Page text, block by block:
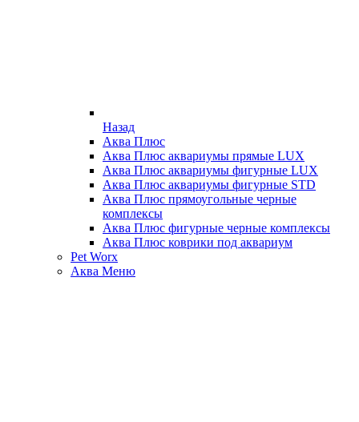
Назад
Аква Плюс
Аква Плюс аквариумы прямые LUX
Аква Плюс аквариумы фигурные LUX
Аква Плюс аквариумы фигурные STD
Аква Плюс прямоугольные черные
комплексы
Аква Плюс фигурные черные комплексы
Аква Плюс коврики под аквариум
Pet Worx
Аква Меню